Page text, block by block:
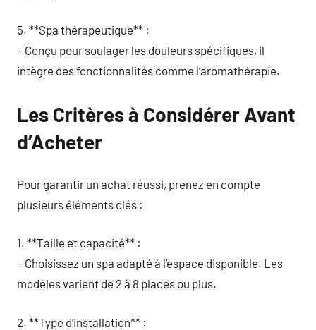
5. **Spa thérapeutique** :
– Conçu pour soulager les douleurs spécifiques, il
intègre des fonctionnalités comme l’aromathérapie.
Les Critères à Considérer Avant
d’Acheter
Pour garantir un achat réussi, prenez en compte
plusieurs éléments clés :
1. **Taille et capacité** :
– Choisissez un spa adapté à l’espace disponible. Les
modèles varient de 2 à 8 places ou plus.
2. **Type d’installation** :